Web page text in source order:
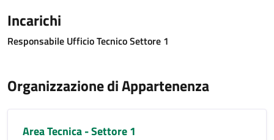
Incarichi
Responsabile Ufficio Tecnico Settore 1
Organizzazione di Appartenenza
Area Tecnica - Settore 1